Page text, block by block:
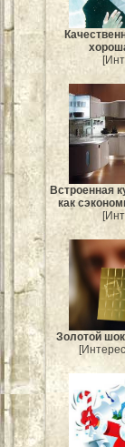
Встроенная
как
Золотой